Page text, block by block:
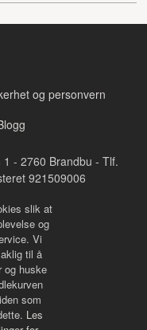
og personvern
1 - 2760 Brandbu - Tlf.
921509006
slik at
og
Vi
til å
og huske
som
Les